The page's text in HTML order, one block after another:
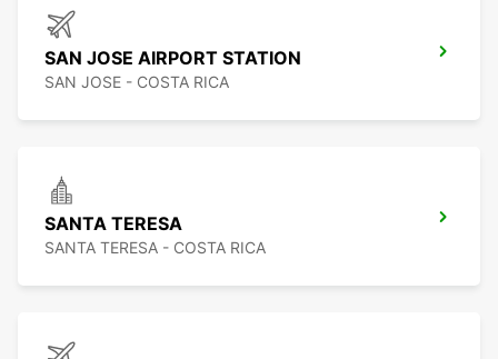
SAN JOSE AIRPORT STATION
SAN JOSE - COSTA RICA
SANTA TERESA
SANTA TERESA - COSTA RICA